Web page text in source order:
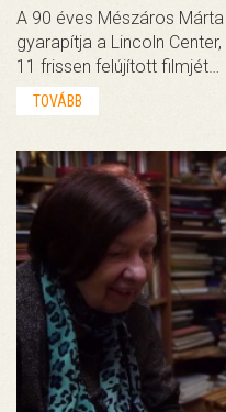
A 90 éves Mészáros
gyarapítja a Lincoln
11 frissen felújított filmjét…
TOVÁBB